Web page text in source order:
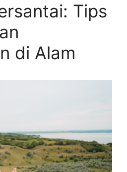
Tips
di Alam